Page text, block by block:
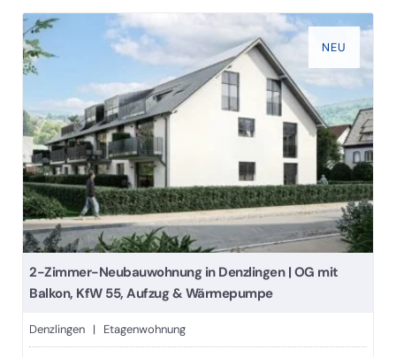
NEU
2-Zimmer-Neubauwohnung in Denzlingen | OG mit
Balkon, KfW 55, Aufzug & Wärmepumpe
Denzlingen | Etagenwohnung